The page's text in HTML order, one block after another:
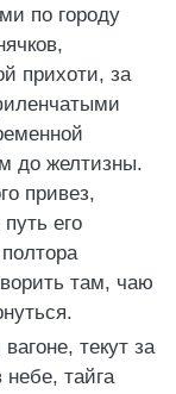
по городу
прихоти, за
до желтизны.
привез,
его
там, чаю
текут за
небе, тайга